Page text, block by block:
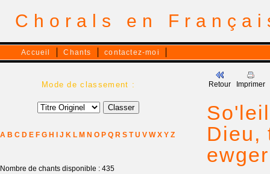
Chorals en
Accueil Chants contactez-moi
Mode de classement :
A B C D E F G H J K L M N O P Q R S T U V W X Y Z
Nombre de chants disponible : 435
Retour Imprimer
Dieu,